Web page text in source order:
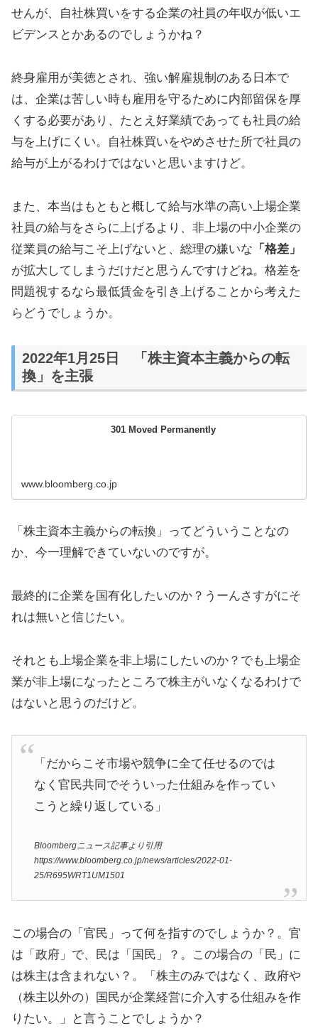
せんが、自社株買いをする企業の社員の年収が低いエ
ビデンスとかあるのでしょうかね？
終身雇用が美徳とされ、強い解雇規制のある日本で
は、企業は苦しい時も雇用を守るために内部留保を厚
くする必要があり、たとえ好業績であっても社員の給
与を上げにくい。自社株買いをやめさせた所で社員の
給与が上がるわけではないと思いますけど。
また、本当はもともと概して給与水準の高い上場企業
社員の給与をさらに上げるより、非上場の中小企業の
従業員の給与こそ上げないと、総理の嫌いな 「格差」
が拡大してしまうだけだと思うんですけどね。格差を
問題視するなら最低賃金を引き上げることから考えた
らどうでしょうか。
2022年1月25日 「株主資本主義からの転
換」を主張
301 Moved Permanently
www.bloomberg.co.jp
「株主資本主義からの転換」ってどういうことなの
か、今一理解できていないのですが。
最終的に企業を国有化したいのか？うーんさすがにそ
れは無いと信じたい。
それとも上場企業を非上場にしたいのか？でも上場企
業が非上場になったところで株主がいなくなるわけで
はないと思うのだけど。
「だからこそ市場や競争に全て任せるのでは
なく官民共同でそういった仕組みを作ってい
こうと繰り返している」
Bloombergニュース記事より引用
https://www.bloomberg.co.jp/news/articles/2022-01-
25/R695WRT1UM1501
この場合の「官民」って何を指すのでしょうか？。官
は「政府」で、民は「国民」？。この場合の「民」に
は株主は含まれない？。「株主のみではなく、政府や
（株主以外の）国民が企業経営に介入する仕組みを作
りたい。」と言うことでしょうか？